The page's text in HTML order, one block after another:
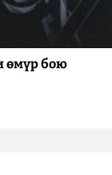
өмүр бою